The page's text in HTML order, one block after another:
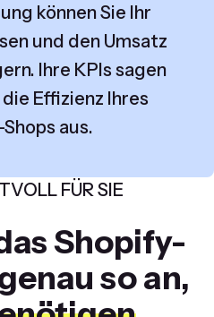
können Sie Ihr
und den Umsatz
Ihre KPIs sagen
Effizienz Ihres
aus.
FÜR SIE
Shopify-
so an,